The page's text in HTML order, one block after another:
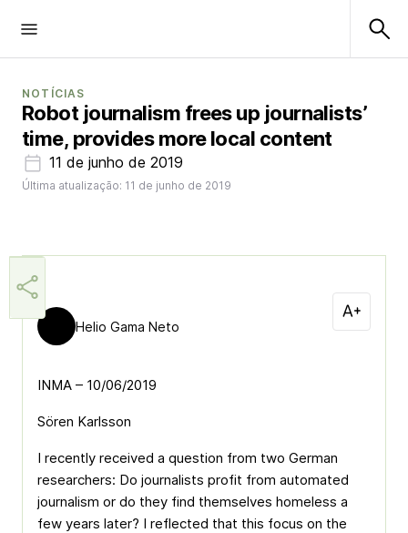
NOTÍCIAS
Robot journalism frees up journalists’
time, provides more local content
11 de junho de 2019
Última atualização: 11 de junho de 2019
Helio Gama Neto
INMA – 10/06/2019
Sören Karlsson
I recently received a question from two German
researchers: Do journalists profit from automated
journalism or do they find themselves homeless a
few years later? I reflected that this focus on the